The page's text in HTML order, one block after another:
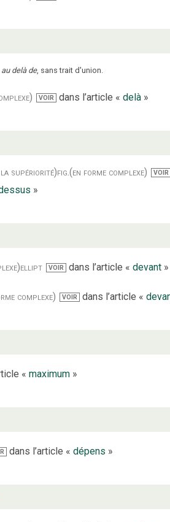
au delà de, sans trait d'union.
VOIR dans l’article « delà»
supériorité)fig.(en forme complexe) VOIR
»
ellipt VOIR dans l’article « devant»
complexe) VOIR dans l’article «
«maximum »
dans l’article « dépens »